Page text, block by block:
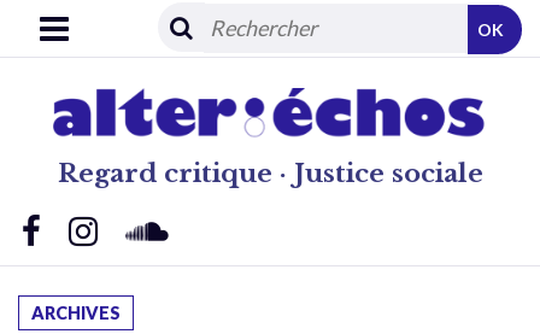
Regard critique · Justice sociale
OK
ARCHIVES